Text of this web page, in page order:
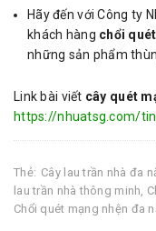
Hãy đến với Công ty
khách hàng chổi
những sản phẩm
Link bài viết cây quét
https://nhuatsg.com/
Thẻ: Cây lau trần nhà đa
lau trần nhà thông minh,
Chổi quét mạng nhện đa